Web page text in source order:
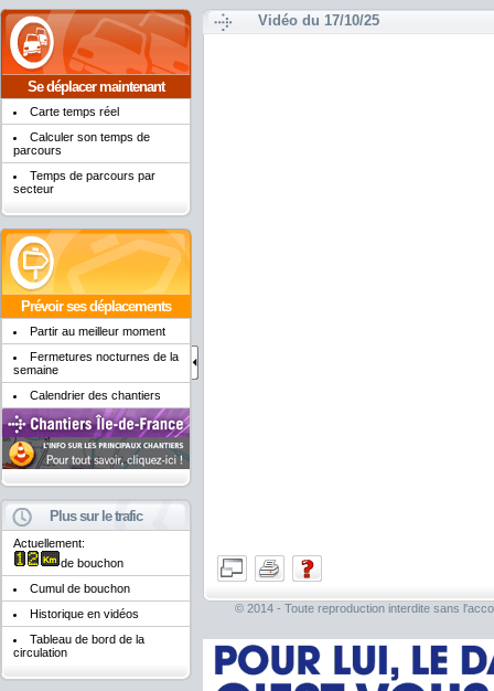
Se déplacer maintenant
Carte temps réel
Calculer son temps de
parcours
Temps de parcours par
secteur
Prévoir ses déplacements
Partir au meilleur moment
Fermetures nocturnes de la
semaine
Calendrier des chantiers
Plus sur le trafic
Actuellement:
de bouchon
Cumul de bouchon
Historique en vidéos
Tableau de bord de la
circulation
Vidéo du 17/10/25
© 2014 - Toute reproduction interdite sans